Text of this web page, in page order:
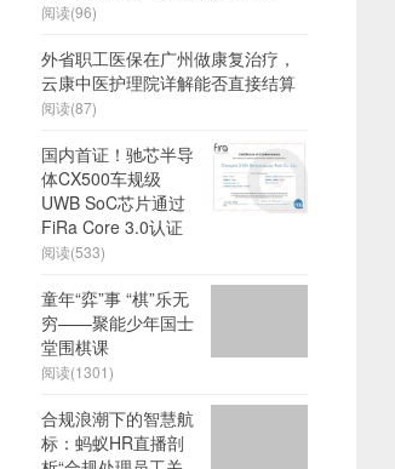
阅读(96)
外省职工医保在广州做康复治疗，
云康中医护理院详解能否直接结算
阅读(87)
国内首证！驰芯半导
体CX500车规级
UWB SoC芯片通过
FiRa Core 3.0认证
阅读(533)
童年“弈”事 “棋”乐无
穷——聚能少年国士
堂围棋课
阅读(1301)
合规浪潮下的智慧航
标：蚂蚁HR直播剖